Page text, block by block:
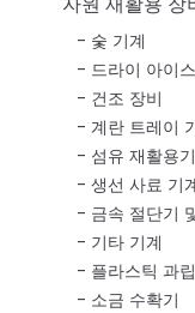
숯 기계
드라이 아이
건조 장비
계란 트레이
섬유 재활용기
생선 사료 기
금속 절단기
기타 기계
플라스틱 과
소금 수확기